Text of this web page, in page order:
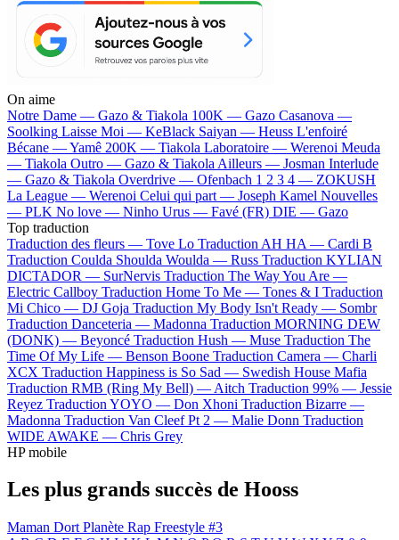
On aime
Notre Dame — Gazo & Tiakola 100K — Gazo Casanova —
Soolking Laisse Moi — KeBlack Saiyan — Heuss L'enfoiré
Bécane —Yamê 200K — Tiakola Laboratoire — Werenoi Meuda
— Tiakola Outro — Gazo & Tiakola Ailleurs — Josman Interlude
— Gazo & Tiakola Overdrive — Ofenbach 1 2 3 4 — ZOKUSH
La League — Werenoi Celui qui part — Joseph Kamel Nouvelles
— PLK No love — Ninho Urus — Favé (FR) DIE — Gazo
Top traduction
Traduction des fleurs — Tove Lo Traduction AH HA — Cardi B
Traduction Coulda Shoulda Woulda — Russ Traduction KYLIAN
DICTADOR — SurNervis Traduction The Way You Are —
Electric Callboy Traduction Home To Me — Tones & I Traduction
Mi Chico — DJ Goja Traduction My Body Isn't Ready — Sombr
Traduction Danceteria — Madonna Traduction MORNING DEW
(DONK) — Beyoncé Traduction Hush — Muse Traduction The
Time Of My Life — Benson Boone Traduction Camera — Charli
XCX Traduction Happiness is So Sad — Swedish House Mafia
Traduction RMB (Ring My Bell) — Aitch Traduction 99% — Jessie
Reyez Traduction YOYO — Don Xhoni Traduction Bizarre —
Madonna Traduction Van Cleef Pt 2 — Malie Donn Traduction
WIDE AWAKE — Chris Grey
HP mobile
Les plus grands succès de Hooss
Maman Dort Planète Rap Freestyle #3